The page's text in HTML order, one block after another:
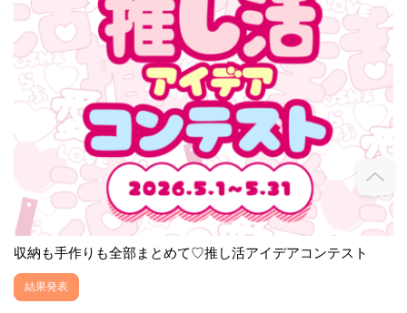
収納も手作りも全部まとめて♡推し活アイデアコンテスト
結果発表